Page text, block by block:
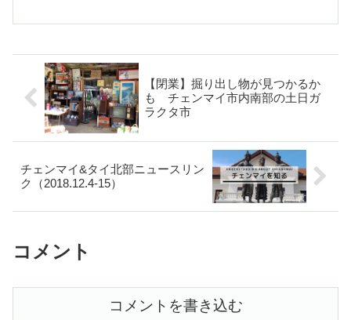
【閉業】掘り出し物が見つかるか
も チェンマイ市内南部の土日ガ
ラクタ市
チェンマイ&タイ北部ニュースリン
ク（2018.12.4-15）
コメント
コメントを書き込む